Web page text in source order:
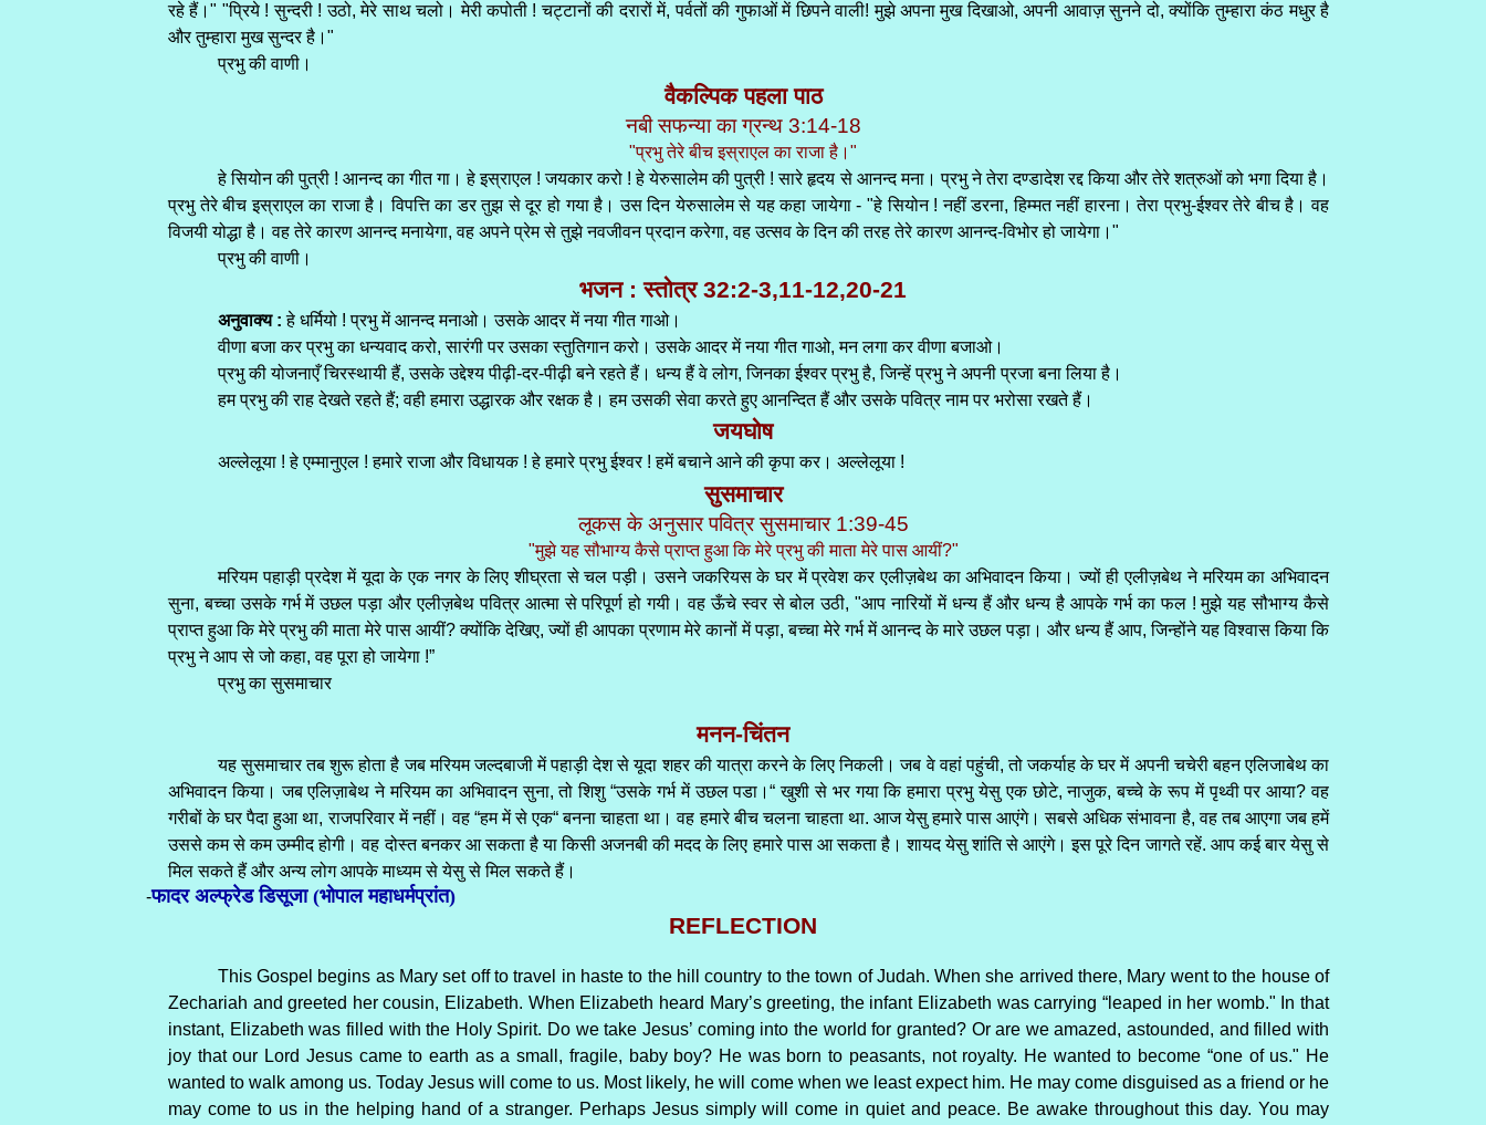
रहे हैं।" "प्रिये ! सुन्दरी ! उठो, मेरे साथ चलो। मेरी कपोती ! चट्टानों की दरारों में, पर्वतों की गुफाओं में छिपने वाली! मुझे अपना मुख दिखाओ, अपनी आवाज़ सुनने दो, क्योंकि तुम्हारा कंठ मधुर है
और तुम्हारा मुख सुन्दर है।"
प्रभु की वाणी।
वैकल्पिक पहला पाठ
नबी सफन्या का ग्रन्थ 3:14-18
"प्रभु तेरे बीच इस्राएल का राजा है।"
हे सियोन की पुत्री ! आनन्द का गीत गा। हे इस्राएल ! जयकार करो ! हे येरुसालेम की पुत्री ! सारे हृदय से आनन्द मना। प्रभु ने तेरा दण्डादेश रद्द किया और तेरे शत्रुओं को भगा दिया है।
प्रभु तेरे बीच इस्राएल का राजा है। विपत्ति का डर तुझ से दूर हो गया है। उस दिन येरुसालेम से यह कहा जायेगा - "हे सियोन ! नहीं डरना, हिम्मत नहीं हारना। तेरा प्रभु-ईश्वर तेरे बीच है। वह
विजयी योद्धा है। वह तेरे कारण आनन्द मनायेगा, वह अपने प्रेम से तुझे नवजीवन प्रदान करेगा, वह उत्सव के दिन की तरह तेरे कारण आनन्द-विभोर हो जायेगा।"
प्रभु की वाणी।
भजन : स्तोत्र 32:2-3,11-12,20-21
अनुवाक्य : हे धर्मियो ! प्रभु में आनन्द मनाओ। उसके आदर में नया गीत गाओ।
वीणा बजा कर प्रभु का धन्यवाद करो, सारंगी पर उसका स्तुतिगान करो। उसके आदर में नया गीत गाओ, मन लगा कर वीणा बजाओ।
प्रभु की योजनाएँ चिरस्थायी हैं, उसके उद्देश्य पीढ़ी-दर-पीढ़ी बने रहते हैं। धन्य हैं वे लोग, जिनका ईश्वर प्रभु है, जिन्हें प्रभु ने अपनी प्रजा बना लिया है।
हम प्रभु की राह देखते रहते हैं; वही हमारा उद्धारक और रक्षक है। हम उसकी सेवा करते हुए आनन्दित हैं और उसके पवित्र नाम पर भरोसा रखते हैं।
जयघोष
अल्लेलूया ! हे एम्मानुएल ! हमारे राजा और विधायक ! हे हमारे प्रभु ईश्वर ! हमें बचाने आने की कृपा कर। अल्लेलूया !
सुसमाचार
लूकस के अनुसार पवित्र सुसमाचार 1:39-45
"मुझे यह सौभाग्य कैसे प्राप्त हुआ कि मेरे प्रभु की माता मेरे पास आयीं?"
मरियम पहाड़ी प्रदेश में यूदा के एक नगर के लिए शीघ्रता से चल पड़ी। उसने जकरियस के घर में प्रवेश कर एलीज़बेथ का अभिवादन किया। ज्यों ही एलीज़बेथ ने मरियम का अभिवादन
सुना, बच्चा उसके गर्भ में उछल पड़ा और एलीज़बेथ पवित्र आत्मा से परिपूर्ण हो गयी। वह ऊँचे स्वर से बोल उठी, "आप नारियों में धन्य हैं और धन्य है आपके गर्भ का फल ! मुझे यह सौभाग्य कैसे
प्राप्त हुआ कि मेरे प्रभु की माता मेरे पास आयीं? क्योंकि देखिए, ज्यों ही आपका प्रणाम मेरे कानों में पड़ा, बच्चा मेरे गर्भ में आनन्द के मारे उछल पड़ा। और धन्य हैं आप, जिन्होंने यह विश्वास किया कि
प्रभु ने आप से जो कहा, वह पूरा हो जायेगा !”
प्रभु का सुसमाचार
मनन-चिंतन
यह सुसमाचार तब शुरू होता है जब मरियम जल्दबाजी में पहाड़ी देश से यूदा शहर की यात्रा करने के लिए निकली। जब वे वहां पहुंची, तो जकर्याह के घर में अपनी चचेरी बहन एलिजाबेथ का
अभिवादन किया। जब एलिज़ाबेथ ने मरियम का अभिवादन सुना, तो शिशु “उसके गर्भ में उछल पडा।“ खुशी से भर गया कि हमारा प्रभु येसु एक छोटे, नाजुक, बच्चे के रूप में पृथ्वी पर आया? वह
गरीबों के घर पैदा हुआ था, राजपरिवार में नहीं। वह “हम में से एक“ बनना चाहता था। वह हमारे बीच चलना चाहता था. आज येसु हमारे पास आएंगे। सबसे अधिक संभावना है, वह तब आएगा जब हमें
उससे कम से कम उम्मीद होगी। वह दोस्त बनकर आ सकता है या किसी अजनबी की मदद के लिए हमारे पास आ सकता है। शायद येसु शांति से आएंगे। इस पूरे दिन जागते रहें. आप कई बार येसु से
मिल सकते हैं और अन्य लोग आपके माध्यम से येसु से मिल सकते हैं।
-फादर अल्फ्रेड डिसूजा (भोपाल महाधर्मप्रांत)
REFLECTION
This Gospel begins as Mary set off to travel in haste to the hill country to the town of Judah. When she arrived there, Mary went to the house of
Zechariah and greeted her cousin, Elizabeth. When Elizabeth heard Mary’s greeting, the infant Elizabeth was carrying “leaped in her womb." In that
instant, Elizabeth was filled with the Holy Spirit. Do we take Jesus’ coming into the world for granted? Or are we amazed, astounded, and filled with
joy that our Lord Jesus came to earth as a small, fragile, baby boy? He was born to peasants, not royalty. He wanted to become “one of us." He
wanted to walk among us. Today Jesus will come to us. Most likely, he will come when we least expect him. He may come disguised as a friend or he
may come to us in the helping hand of a stranger. Perhaps Jesus simply will come in quiet and peace. Be awake throughout this day. You may